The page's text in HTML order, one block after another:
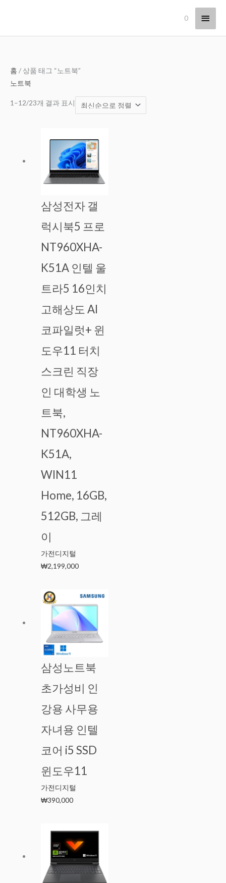
메
인
0
홈 / 상품 태그 “노트북”
노트북
1–12/23개 결과 표시
최
순
으
렬
됨
삼성전자 갤
럭시북5 프로
NT960XHA-
K51A 인텔 울
트라5 16인치
고해상도 AI
코파일럿+ 윈
도우11 터치
스크린 직장
인 대학생 노
트북,
NT960XHA-
K51A,
WIN11
Home, 16GB,
512GB, 그레
이
가전디지털
₩2,199,000
삼성노트북
초가성비 인
강용 사무용
자녀용 인텔
코어 i5 SSD
윈도우11
가전디지털
₩390,000